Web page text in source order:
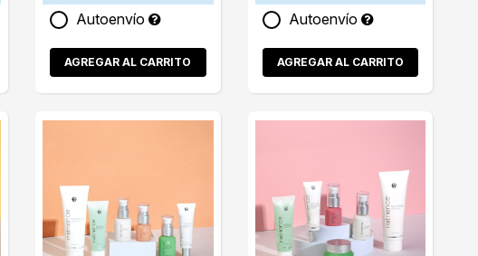
Autoenvío
AGREGAR AL CARRITO
Autoenvío
AGREGAR AL CARRITO